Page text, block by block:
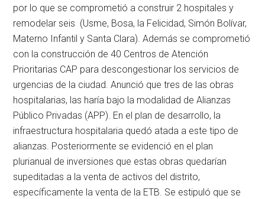
por lo que se comprometió a construir 2 hospitales y
remodelar seis (Usme, Bosa, la Felicidad, Simón Bolívar,
Materno Infantil y Santa Clara). Además se comprometió
con la construcción de 40 Centros de Atención
Prioritarias CAP para descongestionar los servicios de
urgencias de la ciudad. Anunció que tres de las obras
hospitalarias, las haría bajo la modalidad de Alianzas
Público Privadas (APP). En el plan de desarrollo, la
infraestructura hospitalaria quedó atada a este tipo de
alianzas. Posteriormente se evidenció en el plan
plurianual de inversiones que estas obras quedarían
supeditadas a la venta de activos del distrito,
específicamente la venta de la ETB. Se estipuló que se